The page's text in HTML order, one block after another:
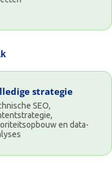
strategie
SEO,
en data-